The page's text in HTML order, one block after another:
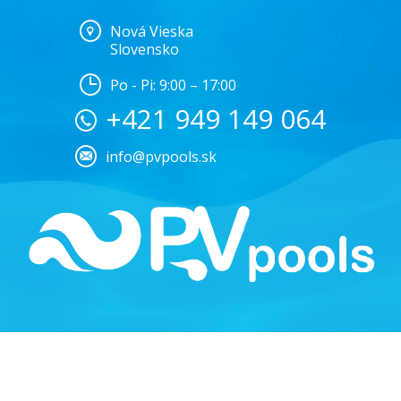
Nová Vieska
Slovensko
Po - Pi: 9:00 – 17:00
+421 949 149 064
info@pvpools.sk